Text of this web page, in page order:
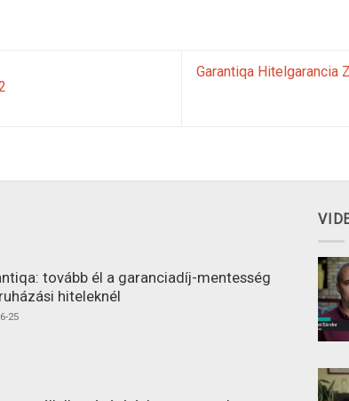
Garantiqa Hitelgarancia
tovább él a garanciadíj-mentesség
hiteleknél
25